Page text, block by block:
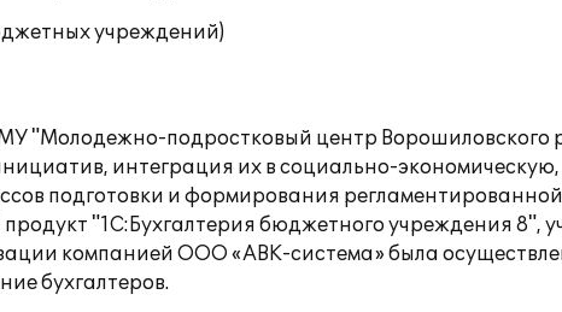
учреждений)
"Молодежно-подростковый центр Ворошиловского
интеграция их в социально-
подготовки и формирования
"1С:Бухгалтерия бюджетного учреждения
компанией ООО «АВК-система» была
бухгалтеров.